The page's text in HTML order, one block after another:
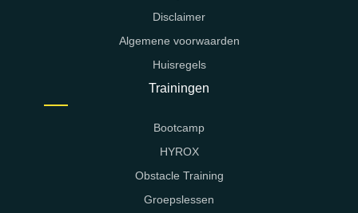
Disclaimer
Algemene voorwaarden
Huisregels
Trainingen
Bootcamp
HYROX
Obstacle Training
Groepslessen